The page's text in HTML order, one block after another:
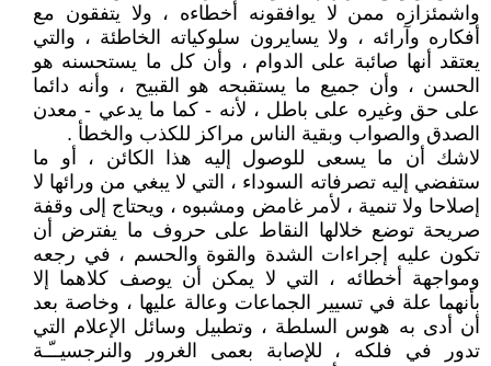
واشمئزازه ممن لا يوافقونه أخطاءه ، ولا يتفقون مع
أفكاره وآرائه ، ولا يسايرون سلوكياته الخاطئة ، والتي
يعتقد أنها صائبة على الدوام ، وأن كل ما يستحسنه هو
الحسن ، وأن جميع ما يستقبحه هو القبيح ، وأنه دائما
على حق وغيره على باطل ، لأنه - كما ما يدعي - معدن
الصدق والصواب وبقية الناس مراكز للكذب والخطأ .
لاشك أن ما يسعى للوصول إليه هذا الكائن ، أو ما
ستفضي إليه تصرفاته السوداء ، التي لا يبغي من ورائها لا
إصلاحا ولا تنمية ، لأمر غامض ومشبوه ، ويحتاج إلى وقفة
صريحة توضع خلالها النقاط على حروف ما يفترض أن
تكون عليه إجراءات الشدة والقوة والحسم ، في رجعه
ومواجهة أخطائه ، التي لا يمكن أن يوصف كلاهما إلا
بأنهما علة في تسيير الجماعات وعالة عليها ، وخاصة بعد
أن أدى به هوس السلطة ، وتطبيل وسائل الإعلام التي
تدور في فلكه ، للإصابة بعمى الغرور والنرجسيــّـة